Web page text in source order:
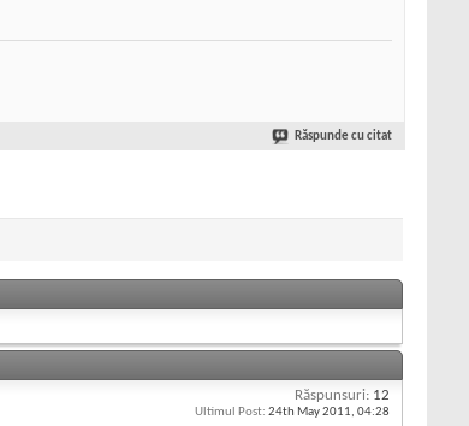
Răspunde cu citat
Răspunsuri: 12
Ultimul Post: 24th May 2011, 04:28